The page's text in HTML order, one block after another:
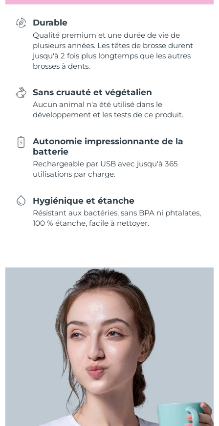
Durable
Qualité premium et une durée de vie de
plusieurs années. Les têtes de brosse durent
jusqu'à 2 fois plus longtemps que les autres
brosses à dents.
Sans cruauté et végétalien
Aucun animal n'a été utilisé dans le
développement et les tests de ce produit.
Autonomie impressionnante de la
batterie
Rechargeable par USB avec jusqu'à 365
utilisations par charge.
Hygiénique et étanche
Résistant aux bactéries, sans BPA ni phtalates,
100 % étanche, facile à nettoyer.